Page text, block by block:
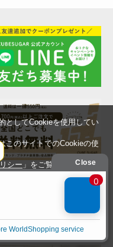
としてCookieを使用してい
このサイトでのCookieの使
シー 」をご覧ください。